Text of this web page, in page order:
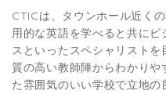
CTICは、タウンホール近く
用的な英語を学べると共に
スといったスペシャリストを
質の高い教師陣からわかり
た雰囲気のいい学校で立地